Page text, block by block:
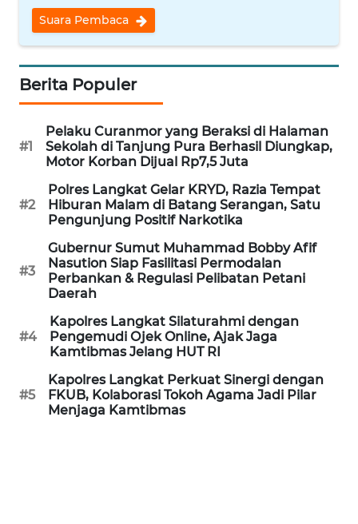
Suara Pembaca
Berita Populer
#1
Pelaku Curanmor yang Beraksi di Halaman
Sekolah di Tanjung Pura Berhasil Diungkap,
Motor Korban Dijual Rp7,5 Juta
#2
Polres Langkat Gelar KRYD, Razia Tempat
Hiburan Malam di Batang Serangan, Satu
Pengunjung Positif Narkotika
#3
Gubernur Sumut Muhammad Bobby Afif
Nasution Siap Fasilitasi Permodalan
Perbankan & Regulasi Pelibatan Petani
Daerah
#4
Kapolres Langkat Silaturahmi dengan
Pengemudi Ojek Online, Ajak Jaga
Kamtibmas Jelang HUT RI
#5
Kapolres Langkat Perkuat Sinergi dengan
FKUB, Kolaborasi Tokoh Agama Jadi Pilar
Menjaga Kamtibmas
WN
SUBANG
SUKABUMI
WN
PURWAKARTA
WN
PRIANGAN
TIMUR
WN
SEMARANG
WN
SOLO
WN
BOROBUDUR